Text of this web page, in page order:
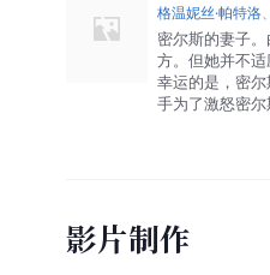
格温妮丝·帕特洛
密尔斯的妻子
方。但她并不
幸运的是，密
手为了激怒密
影片制作